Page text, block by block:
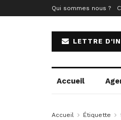
Qui sommes nous ?
LETTRE
Accueil
Accueil Étiquette